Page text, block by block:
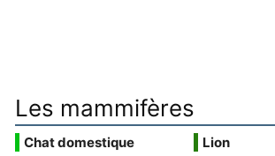
Les mammifères
Chat domestique
Lion